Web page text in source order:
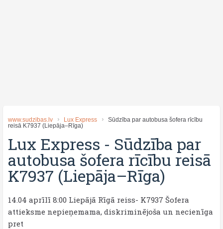
www.sudzibas.lv Lux Express
Sūdzība par autobusa šofera rīcību
reisā K7937 (Liepāja–Rīga)
Lux Express - Sūdzība par
autobusa šofera rīcību reisā
K7937 (Liepāja–Rīga)
14.04 aprīlī 8:00 Liepājā Rīgā reiss- K7937 Šofera
attieksme nepieņemama, diskriminējoša un necienīga
pret